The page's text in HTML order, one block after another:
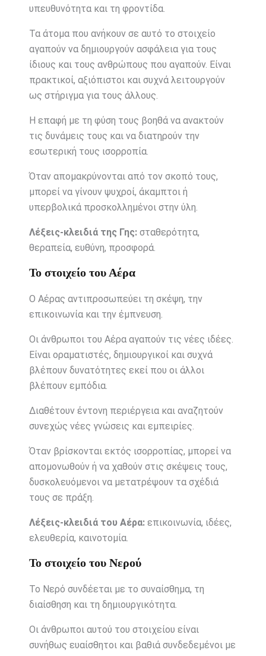
υπευθυνότητα και τη φροντίδα.
Τα άτομα που ανήκουν σε αυτό το στοιχείο
αγαπούν να δημιουργούν ασφάλεια για τους
ίδιους και τους ανθρώπους που αγαπούν. Είναι
πρακτικοί, αξιόπιστοι και συχνά λειτουργούν
ως στήριγμα για τους άλλους.
Η επαφή με τη φύση τους βοηθά να ανακτούν
τις δυνάμεις τους και να διατηρούν την
εσωτερική τους ισορροπία.
Όταν απομακρύνονται από τον σκοπό τους,
μπορεί να γίνουν ψυχροί, άκαμπτοι ή
υπερβολικά προσκολλημένοι στην ύλη.
Λέξεις-κλειδιά της Γης:σταθερότητα,
θεραπεία, ευθύνη, προσφορά.
Το στοιχείο του Αέρα
Ο Αέρας αντιπροσωπεύει τη σκέψη, την
επικοινωνία και την έμπνευση.
Οι άνθρωποι του Αέρα αγαπούν τις νέες ιδέες.
Είναι οραματιστές, δημιουργικοί και συχνά
βλέπουν δυνατότητες εκεί που οι άλλοι
βλέπουν εμπόδια.
Διαθέτουν έντονη περιέργεια και αναζητούν
συνεχώς νέες γνώσεις και εμπειρίες.
Όταν βρίσκονται εκτός ισορροπίας, μπορεί να
απομονωθούν ή να χαθούν στις σκέψεις τους,
δυσκολευόμενοι να μετατρέψουν τα σχέδιά
τους σε πράξη.
Λέξεις-κλειδιά του Αέρα:επικοινωνία, ιδέες,
ελευθερία, καινοτομία.
Το στοιχείο του Νερού
Το Νερό συνδέεται με το συναίσθημα, τη
διαίσθηση και τη δημιουργικότητα.
Οι άνθρωποι αυτού του στοιχείου είναι
συνήθως ευαίσθητοι και βαθιά συνδεδεμένοι με